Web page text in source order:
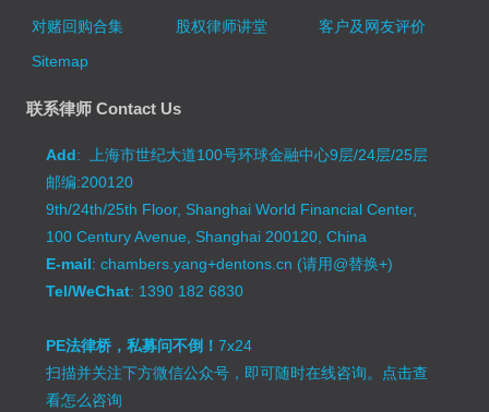
对赌回购合集
股权律师讲堂
客户及网友评价
Sitemap
联系律师 Contact Us
Add: 上海市世纪大道100号环球金融中心9层/24层/25层
邮编:200120
9th/24th/25th Floor, Shanghai World Financial Center,
100 Century Avenue, Shanghai 200120, China
E-mail: chambers.yang+dentons.cn (请用@替换+)
Tel/WeChat: 1390 182 6830
PE法律桥，私募问不倒！7x24
扫描并关注下方微信公众号，即可随时在线咨询。 点击查
看怎么咨询